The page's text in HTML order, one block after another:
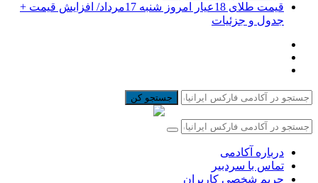
قیمت طلای 18عیار امروز شنبه 17مرداد/ افزایش قیمت +
جدول و جزئیات
جستجو کن
درباره آکادمی
تماس با سردبیر
حریم شخصی کاربران